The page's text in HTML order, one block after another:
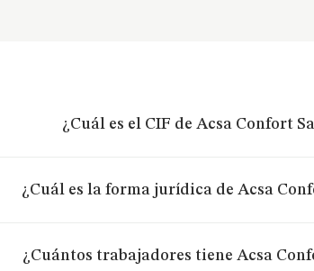
¿Cuál es el CIF de Acsa Confort
¿Cuál es la forma jurídica de Acsa
¿Cuántos trabajadores tiene Acsa